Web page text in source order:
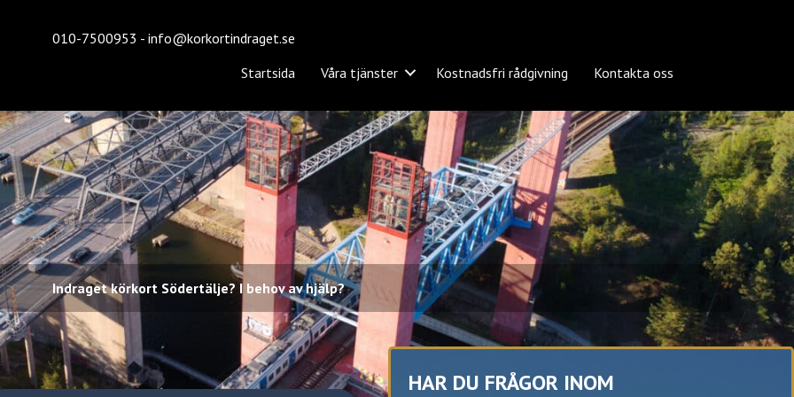
010-7500953 - info@korkortindraget.se
Startsida
Våra tjänster Kostnadsfri rådgivning Kontakta oss
Indraget körkort Södertälje? I behov av hjälp?
HAR DU FRÅGOR INOM